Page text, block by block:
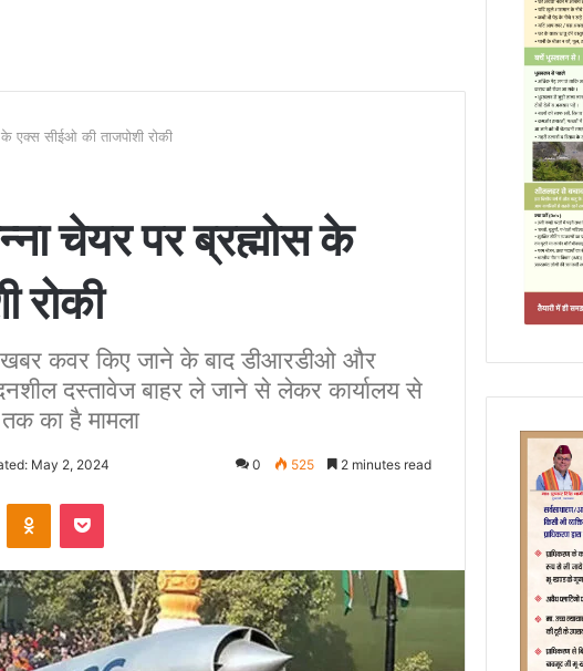
एक्स सीईओ की ताजपोशी रोकी
चेयर पर ब्रह्मोस के
रोकी
कवर किए जाने के बाद डीआरडीओ और
दस्तावेज बाहर ले जाने से लेकर कार्यालय से
का है मामला
May 2, 2024 0 525 2 minutes read
Odnoklassniki
Pocket